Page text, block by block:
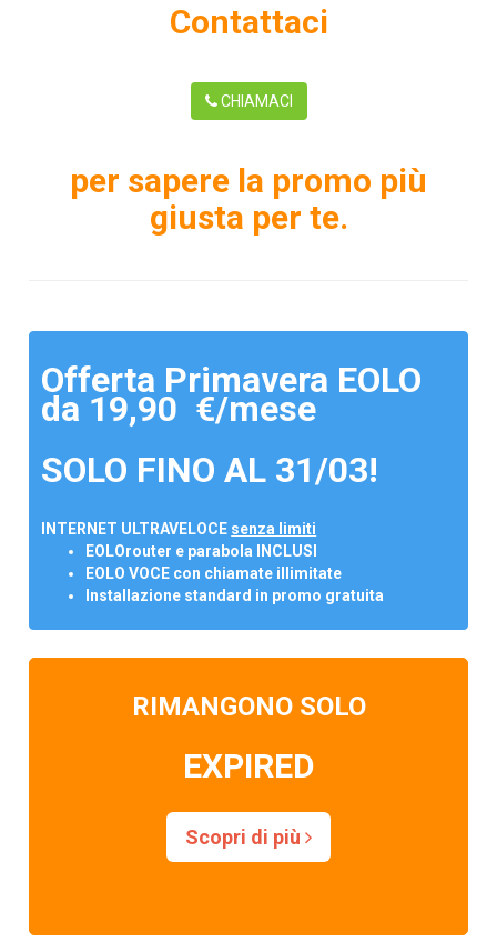
Contattaci
CHIAMACI
per sapere la promo più
giusta per te.
Offerta Primavera EOLO
da 19,90 €/mese
SOLO FINO AL 31/03!
INTERNET ULTRAVELOCE senza limiti
EOLOrouter e parabola INCLUSI
EOLO VOCE con chiamate illimitate
Installazione standard in promo gratuita
RIMANGONO SOLO
EXPIRED
Scopri di più